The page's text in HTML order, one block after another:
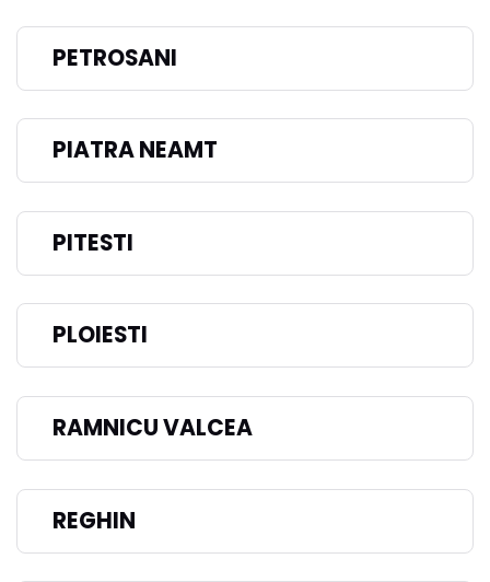
PETROSANI
PIATRA NEAMT
PITESTI
PLOIESTI
RAMNICU VALCEA
REGHIN